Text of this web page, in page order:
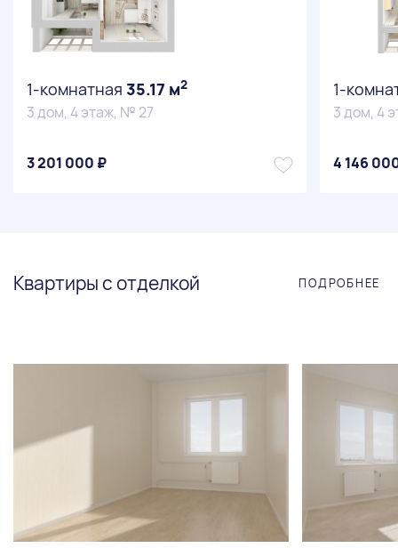
1-комнатная 35.17 м2
3 дом, 4 этаж, № 27
3 201 000 ₽
1-
3 дом, 4
4 146
Квартиры с отделкой ПОДРОБНЕЕ